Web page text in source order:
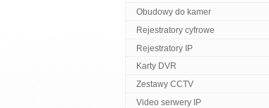
Obudowy do kamer
Rejestratory cyfrowe
Rejestratory IP
Karty DVR
Zestawy CCTV
Video serwery IP